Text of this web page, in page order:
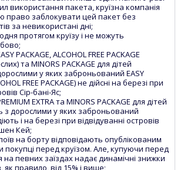
використання пакета, круїзна компанія
право заблокувати цей пакет без
за невикористані дні;
протягом круїзу і не можуть
PACKAGE, ALCOHOL FREE PACKAGE
та MINORS PACKAGE для дітей
у яких заброньований EASY
FREE PACKAGE) не дійсні на березі при
Сір-бані-Яс;
EXTRA та MINORS PACKAGE для дітей
з дорослими у яких заброньований
і на березі при відвідуванні островів
Кей;
на борту відповідають опублікованим
покупці перед круїзом. Але, купуючи перед
на певних заїздах надає динамічні знижки
як правило, від 15% і вище;